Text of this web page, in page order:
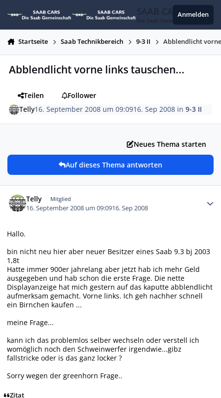
SAAB CARS
Die Saab Gemeinschaft
Anmelden
Startseite Saab Technikbereich 9-3 II Abblendlicht
Abblendlicht vorne links tauschen...
Teilen
Follower
Telly16. September 2008 um 09:0916. Sep 2008 in9-3 II
Neues Thema starten
Auf dieses Thema antworten
Telly Mitglied
16. September 2008 um 09:0916. Sep 2008
Hallo.
bin nicht neu hier aber neuer Besitzer eines Saab 9.3 bj 2003
1,8t
Hatte immer 900er jahrelang aber jetzt hab ich mehr Geld
ausgegeben und hab schon die erste Frage. Die nette
Displayanzeige hat mich gestern auf das kaputte abblendlicht
aufmerksam gemacht. Vorne links. Ich geh nachher schnell
ein Birnchen kaufen ...
meine Frage...
kann ich das problemlos selber wechseln oder verstell ich
womöglich noch den Schweinwerfer irgendwie...gibz
fallstricke oder is das ganz locker ?
Sorry wegen der greenhorn Frage..
Zitat